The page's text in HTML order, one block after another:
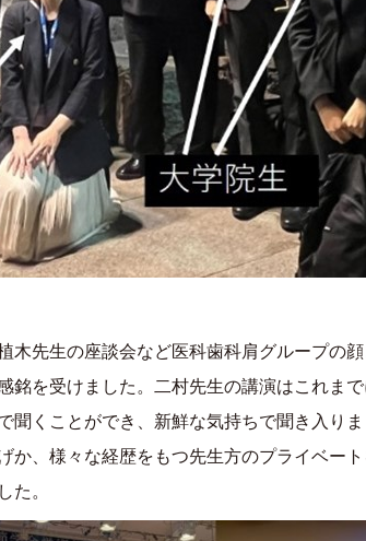
先生の座談会など医科歯科肩グループの
を受けました。二村先生の講演はこれま
聞くことができ、新鮮な気持ちで聞き入り
、様々な経歴をもつ先生方のプライベー
た。